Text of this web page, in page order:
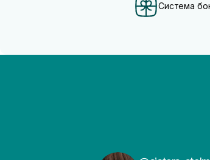
Система